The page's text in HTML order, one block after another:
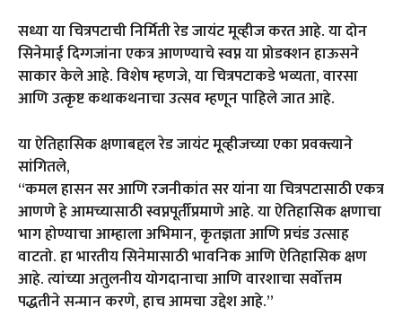
सध्या या चित्रपटाची निर्मिती रेड जायंट मूव्हीज करत आहे. या दोन
सिनेमाई दिग्गजांना एकत्र आणण्याचे स्वप्न या प्रोडक्शन हाऊसने
साकार केले आहे. विशेष म्हणजे, या चित्रपटाकडे भव्यता, वारसा
आणि उत्कृष्ट कथाकथनाचा उत्सव म्हणून पाहिले जात आहे.
या ऐतिहासिक क्षणाबद्दल रेड जायंट मूव्हीजच्या एका प्रवक्त्याने
सांगितले,
“कमल हासन सर आणि रजनीकांत सर यांना या चित्रपटासाठी एकत्र
आणणे हे आमच्यासाठी स्वप्नपूर्तीप्रमाणे आहे. या ऐतिहासिक क्षणाचा
भाग होण्याचा आम्हाला अभिमान, कृतज्ञता आणि प्रचंड उत्साह
वाटतो. हा भारतीय सिनेमासाठी भावनिक आणि ऐतिहासिक क्षण
आहे. त्यांच्या अतुलनीय योगदानाचा आणि वारशाचा सर्वोत्तम
पद्धतीने सन्मान करणे, हाच आमचा उद्देश आहे.”